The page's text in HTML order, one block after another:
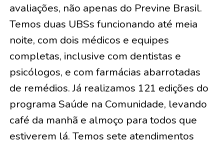
avaliações, não apenas do Previne Brasil.
Temos duas UBSs funcionando até meia
noite, com dois médicos e equipes
completas, inclusive com dentistas e
psicólogos, e com farmácias abarrotadas
de remédios. Já realizamos 121 edições do
programa Saúde na Comunidade, levando
café da manhã e almoço para todos que
estiverem lá. Temos sete atendimentos